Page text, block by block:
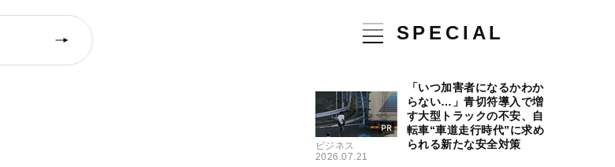
SPECIAL
ビジネス
2026.07.21
「いつ加害者になるかわか
らない…」青切符導入で増
す大型トラックの不安、自
転車“車道走行時代”に求め
られる新たな安全対策